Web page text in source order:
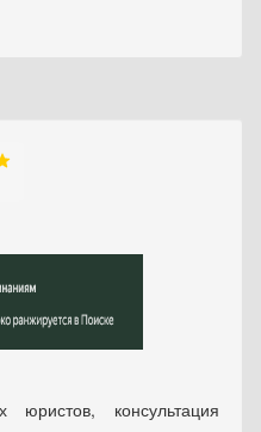
консультация